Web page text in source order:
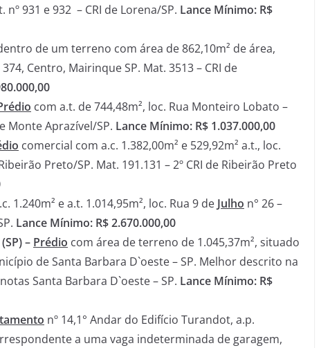
nº 931 e 932 – CRI de Lorena/SP. Lance Mínimo: R$
de um terreno com área de 862,10m² de área,
Centro, Mairinque SP. Mat. 3513 – CRI de
com a.t. de 744,48m², loc. Rua Monteiro Lobato –
Monte Aprazível/SP. Lance Mínimo: R$ 1.037.000,00
comercial com a.c. 1.382,00m² e 529,92m² a.t., loc.
Preto/SP. Mat. 191.131 – 2º CRI de Ribeirão Preto
1.240m² e a.t. 1.014,95m², loc. Rua 9 de Julho n° 26 –
Lance Mínimo: R$ 2.670.000,00
– Prédio com área de terreno de 1.045,37m², situado
de Santa Barbara D`oeste – SP. Melhor descrito na
Santa Barbara D`oeste – SP. Lance Mínimo: R$
nº 14,1° Andar do Edifício Turandot, a.p.
a uma vaga indeterminada de garagem,